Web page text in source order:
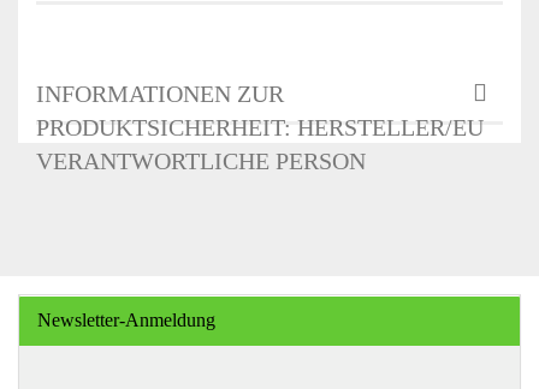
INFORMATIONEN ZUR
PRODUKTSICHERHEIT: HERSTELLER/EU
VERANTWORTLICHE PERSON
Newsletter-Anmeldung